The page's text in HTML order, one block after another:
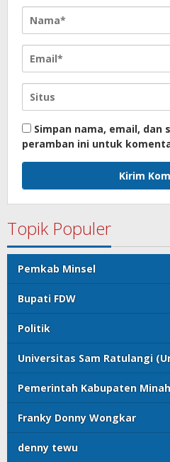
Simpan nama, email, dan
peramban ini untuk
Topik Populer
Pemkab Minsel
Bupati FDW
Politik
Universitas Sam Ratulangi
Pemerintah Kabupaten
Franky Donny Wongkar
denny tewu